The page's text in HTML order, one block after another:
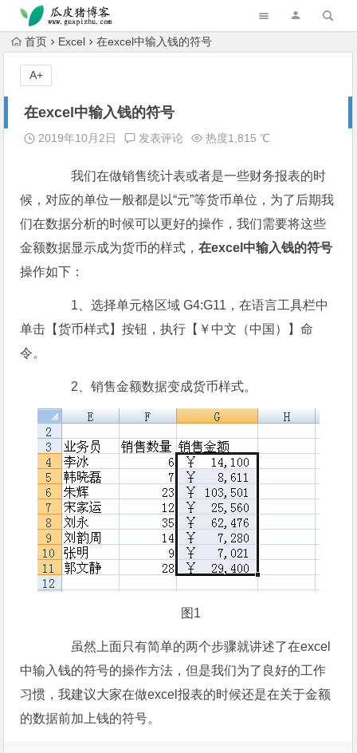
跳转到主内容
首页 Excel 在excel中输入钱的符号
在excel中输入钱的符号
2019年10月2日 发表评论 热度1,815 ℃
我们在做销售统计表或者是一些财务报表的时
候，对应的单位一般都是以“元”等货币单位，为了后期我
们在数据分析的时候可以更好的操作，我们需要将这些
金额数据显示成为货币的样式，在excel中输入钱的符号
操作如下：
1、选择单元格区域 G4:G11，在语言工具栏中
单击【货币样式】按钮，执行【￥中文（中国）】命
令。
2、销售金额数据变成货币样式。
图1
虽然上面只有简单的两个步骤就讲述了在excel
中输入钱的符号的操作方法，但是我们为了良好的工作
习惯，我建议大家在做excel报表的时候还是在关于金额
的数据前加上钱的符号。
A+